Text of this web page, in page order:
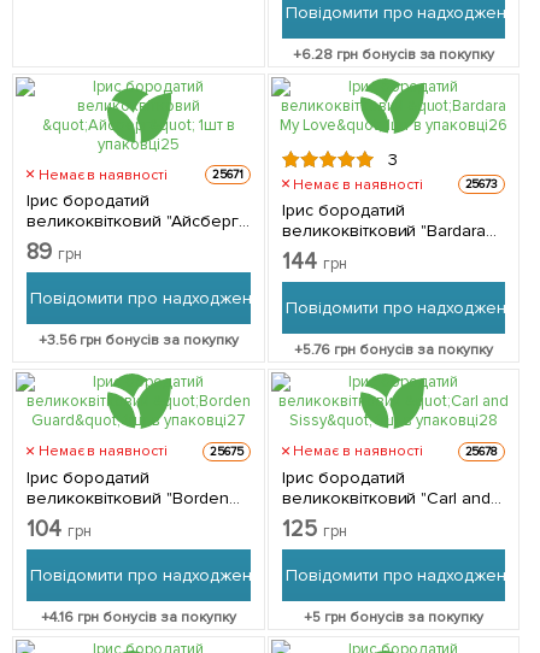
Повідомити про надходження
+6.28грн бонусів за покупку
Немає в наявності 25671
Ірис бородатий
великоквітковий "Айсберг"
1шт в упаковці
89 грн
Повідомити про надходження
+3.56грн бонусів за покупку
3
Немає в наявності 25673
Ірис бородатий
великоквітковий "Bardara
My Love" 1шт в упаковці
144 грн
Повідомити про надходження
+5.76 грн бонусів за покупку
Немає в наявності 25675
Ірис бородатий
великоквітковий "Borden
Guard" 1шт в упаковці
104 грн
Повідомити про надходження
+4.16 грн бонусів за покупку
Немає в наявності 25678
Ірис бородатий
великоквітковий "Carl and
Sissy" 1шт в упаковці
125 грн
Повідомити про надходження
+5 грн бонусів за покупку